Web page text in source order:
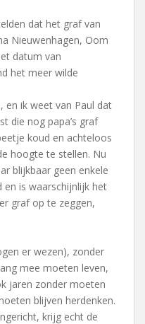
dat het graf van
Nieuwenhagen, Oom
datum van
het meer wilde
en ik weet van Paul dat
die nog papa’s graf
koud en achteloos
hoogte te stellen. Nu
blijkbaar geen enkele
en is waarschijnlijk het
graf op te zeggen,
er wezen), zonder
mee moeten leven,
jaren zonder moeten
blijven herdenken.
krijg echt de